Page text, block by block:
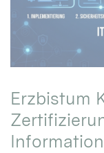
Erzbistum